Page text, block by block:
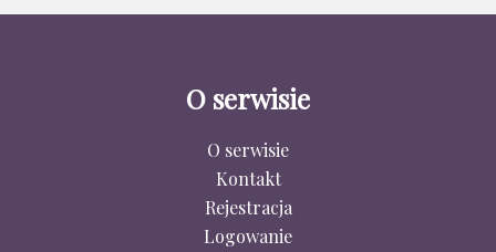
O serwisie
O serwisie
Kontakt
Rejestracja
Logowanie